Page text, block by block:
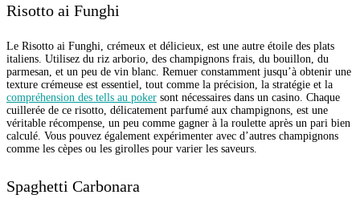
Risotto ai Funghi
Le Risotto ai Funghi, crémeux et délicieux, est une autre étoile des plats
italiens. Utilisez du riz arborio, des champignons frais, du bouillon, du
parmesan, et un peu de vin blanc. Remuer constamment jusqu’à obtenir une
texture crémeuse est essentiel, tout comme la précision, la stratégie et la
compréhension des tells au poker sont nécessaires dans un casino. Chaque
cuillerée de ce risotto, délicatement parfumé aux champignons, est une
véritable récompense, un peu comme gagner à la roulette après un pari bien
calculé. Vous pouvez également expérimenter avec d’autres champignons
comme les cèpes ou les girolles pour varier les saveurs.
Spaghetti Carbonara